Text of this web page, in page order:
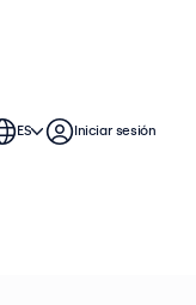
ES Iniciar sesión